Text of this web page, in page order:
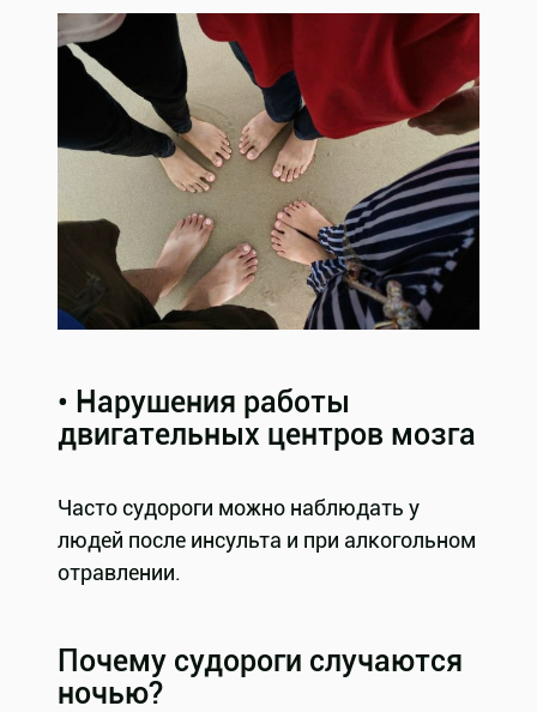
• Нарушения работы
двигательных центров мозга
Часто судороги можно наблюдать у
людей после инсульта и при алкогольном
отравлении.
Почему судороги случаются
ночью?